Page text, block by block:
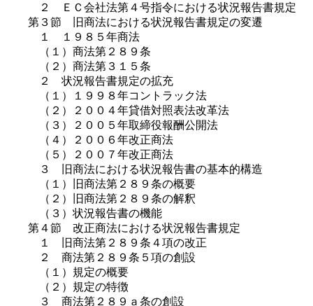
２ ＥＣ会社法第４号指令における状況報告書規定
第３節 旧商法における状況報告書規定の変遷
１ １９８５年商法
（１）商法第２８９条
（２）商法第３１５条
２ 状況報告書規定の拡充
（１）１９９８年コントラック法
（２）２００４年貸借対照表法改革法
（３）２００５年取締役報酬公開法
（４）２００６年改正商法
（５）２００７年改正商法
３ 旧商法における状況報告書の基本的構造
（１）旧商法第２８９条の概要
（２）旧商法第２８９条の解釈
（３）状況報告書の機能
第４節 改正商法における状況報告書規定
１ 旧商法第２８９条４項の改正
２ 商法第２８９条５項の創設
（１）規定の概要
（２）規定の特徴
３ 商法第２８９ａ条の創設